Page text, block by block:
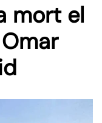
mort el